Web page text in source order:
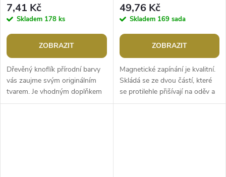
7,41 Kč
Skladem 178 ks
ZOBRAZIT
Dřevěný knoflík přírodní barvy
vás zaujme svým originálním
tvarem. Je vhodným doplňkem
zimních kabátů či svetrů.
49,76 Kč
Skladem 169 sada
ZOBRAZIT
Magnetické zapínání je kvalitní.
Skládá se ze dvou částí, které
se protilehle přišívají na oděv a
přitisknou se k sobě. Můžete ho